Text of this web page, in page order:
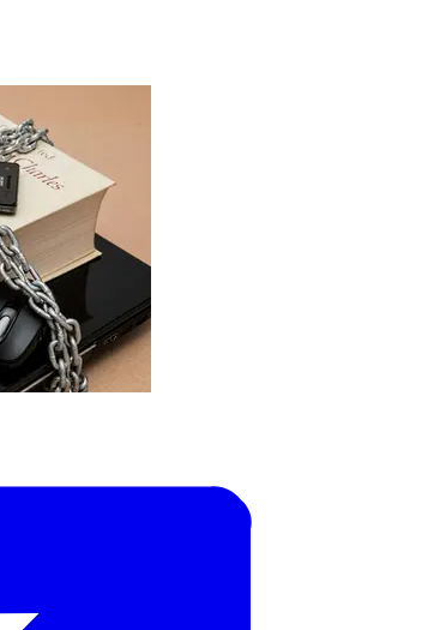
datalek Illuminate Education